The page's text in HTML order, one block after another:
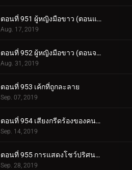
ตอนที่ 951 ผู้หญิงมือขาว (ตอนแรก)
Aug. 17, 2019
ตอนที่ 952 ผู้หญิงมือขาว (ตอนจบ)
Aug. 31, 2019
ตอนที่ 953 เค้กที่ถูกละลาย
Sep. 07, 2019
ตอนที่ 954 เสียงกรีดร้องของคนร้ายตัวจริง
Sep. 14, 2019
ตอนที่ 955 การแสดงโชว์ปริศนาในห้องที่ถูกล็อก
Sep. 28, 2019